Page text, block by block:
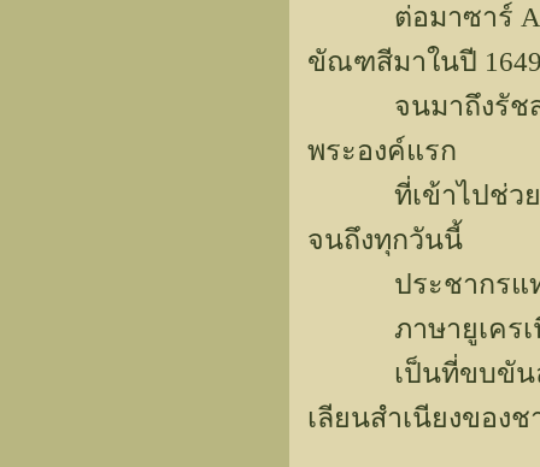
ต่อมาซาร์
ขัณฑสีมาในปี
จนมาถึงรัชสมัย
พระองค์แรก
ที่เข้าไปช่วยเห
จนถึงทุกวันนี้
ประชากรแทบทั้
ภาษายูเครเนี่ย
เป็นที่ขบขันล้อเ
เลียนสำเนียงของ